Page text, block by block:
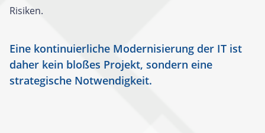
Risiken.
Eine kontinuierliche Modernisierung der IT ist
daher kein bloßes Projekt, sondern eine
strategische Notwendigkeit.